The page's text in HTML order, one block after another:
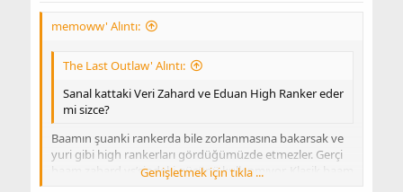
memoww' Alıntı:
The Last Outlaw' Alıntı:
Sanal kattaki Veri Zahard ve Eduan High Ranker eder
mi sizce?
Baamın şuanki rankerda bile zorlanmasına bakarsak ve
yuri gibi high rankerları gördüğümüzde etmezler. Gerçi
baam zahard vs’sindeki gücünü kullanmıyor. Klasik baam
Genişletmek için tıkla ...